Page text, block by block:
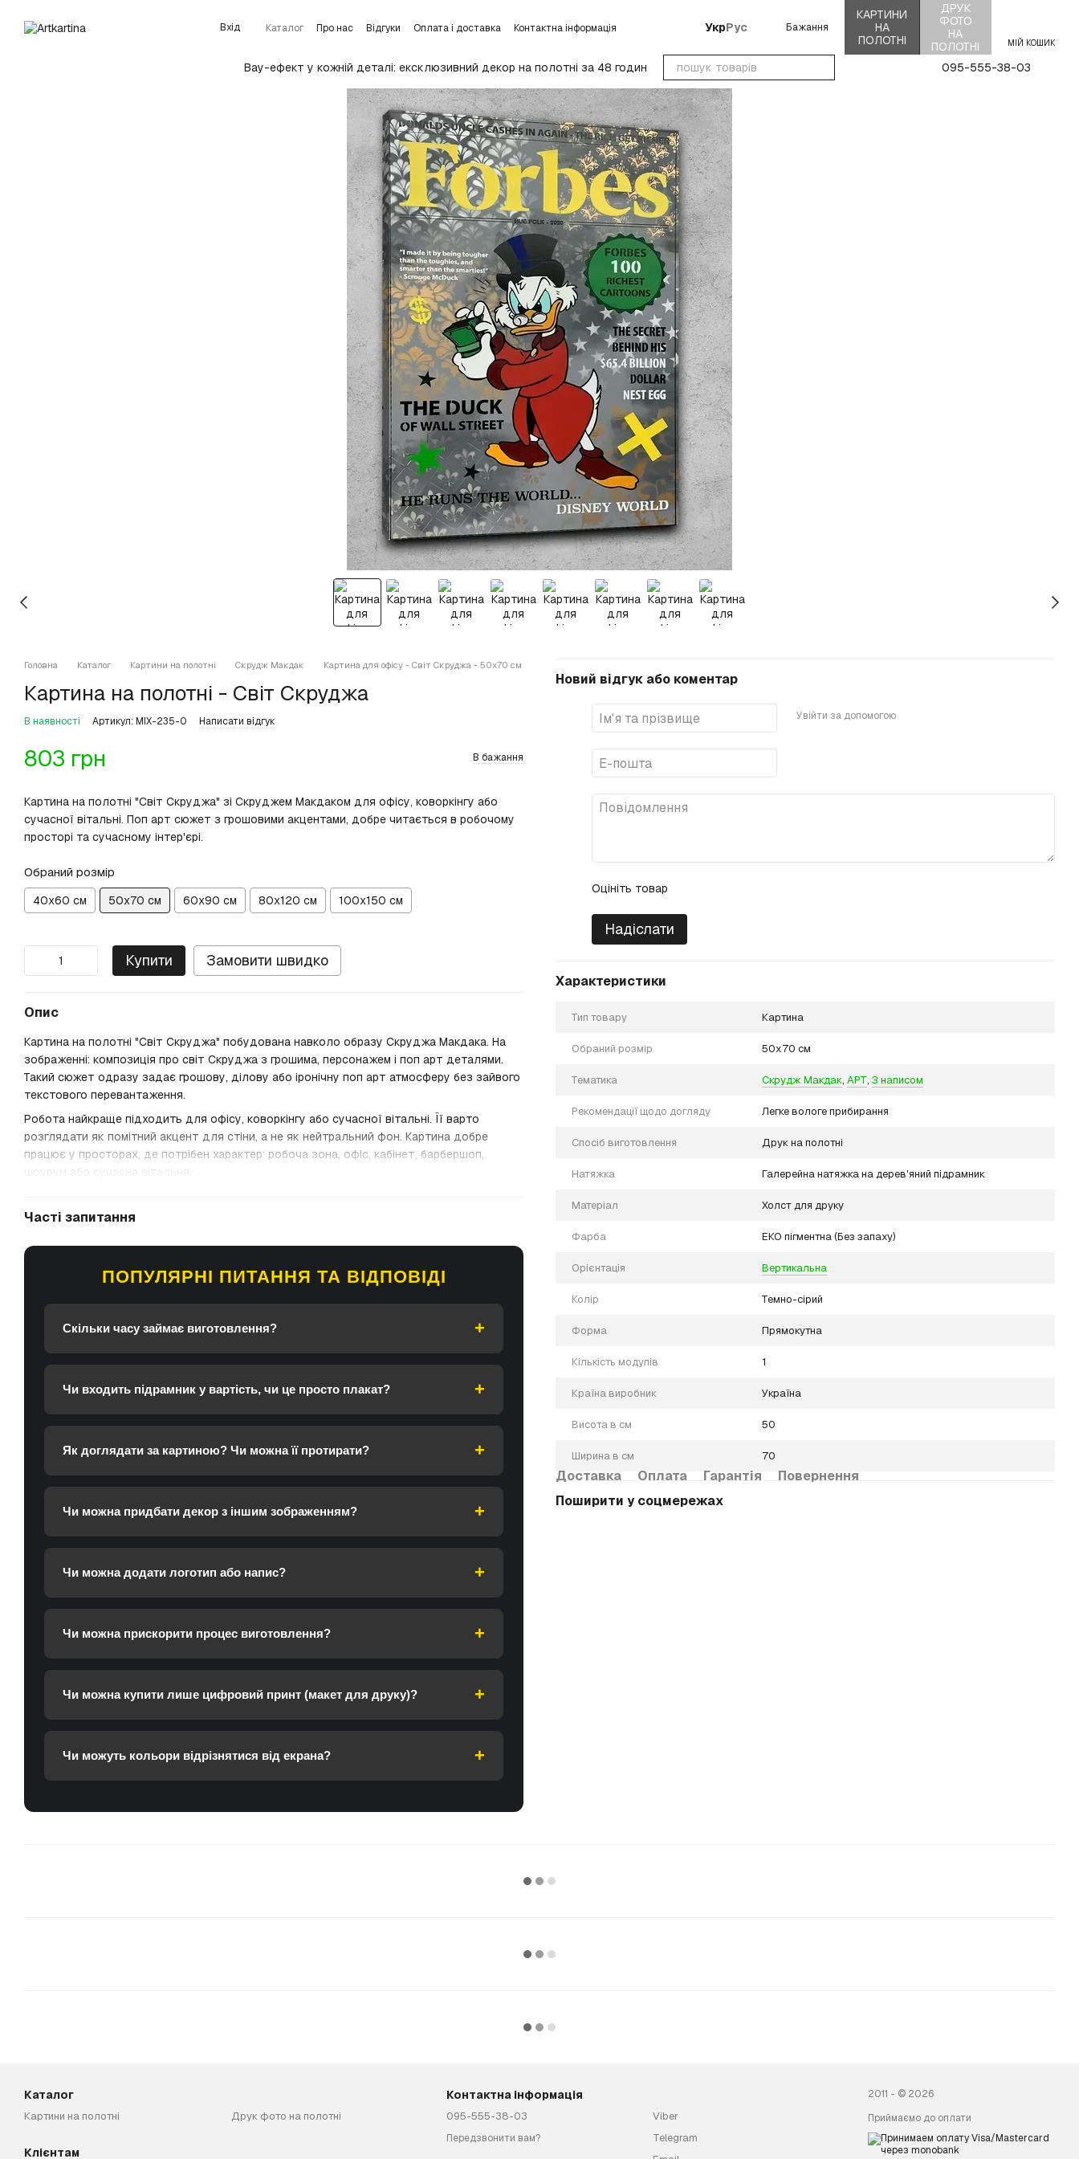
Вхід Каталог Про нас Відгуки Оплата і доставка
Контактна інформація
УкрРус Бажання
КАРТИНИ
НА
ПОЛОТНІ
ДРУК
ФОТО
НА
ПОЛОТНІ
МІЙ КОШИК
Вау-ефект у кожній деталі: ексклюзивний декор на полотні за 48 годин 095-555-38-03
Головна Каталог Картини на полотні Скрудж Макдак Картина для офісу - Світ Скруджа - 50х70 см
Картина на полотні - Світ Скруджа
В наявності Артикул: MIX-235-0 Написати відгук
803 грн В бажання
Картина на полотні "Світ Скруджа" зі Скруджем Макдаком для офісу, коворкінгу або
сучасної вітальні. Поп арт сюжет з грошовими акцентами, добре читається в робочому
просторі та сучасному інтер'єрі.
Обраний розмір
40х60 см 50х70 см 60х90 см 80х120 см 100х150 см
Купити Замовити швидко
Опис
Картина на полотні "Світ Скруджа" побудована навколо образу Скруджа Макдака. На
зображенні: композиція про світ Скруджа з грошима, персонажем і поп арт деталями.
Такий сюжет одразу задає грошову, ділову або іронічну поп арт атмосферу без зайвого
текстового перевантаження.
Робота найкраще підходить для офісу, коворкінгу або сучасної вітальні. Її варто
розглядати як помітний акцент для стіни, а не як нейтральний фон. Картина добре
працює у просторах, де потрібен характер: робоча зона, офіс, кабінет, барбершоп,
шоурум або сучасна вітальня.
Часті запитання
ПОПУЛЯРНІ ПИТАННЯ ТА ВІДПОВІДІ
Скільки часу займає виготовлення?
Чи входить підрамник у вартість, чи це просто плакат?
Як доглядати за картиною? Чи можна її протирати?
Чи можна придбати декор з іншим зображенням?
Чи можна додати логотип або напис?
Чи можна прискорити процес виготовлення?
Чи можна купити лише цифровий принт (макет для друку)?
Чи можуть кольори відрізнятися від екрана?
Новий відгук або коментар
Увійти за допомогою
Оцініть товар
Надіслати
Характеристики
Тип товару Картина
Обраний розмір 50х70 см
Тематика Скрудж Макдак, АРТ, З написом
Рекомендації щодо догляду Легке вологе прибирання
Спосіб виготовлення Друк на полотні
Натяжка Галерейна натяжка на дерев'яний підрамник
Матеріал Холст для друку
Фарба ЕКО пігментна (Без запаху)
Орієнтація Вертикальна
Колір Темно-сірий
Форма Прямокутна
Кількість модулів 1
Країна виробник Україна
Висота в см 50
Ширина в см 70
Доставка Оплата Гарантія
Повернення
Поширити у соцмережах
Каталог
Картини на полотні Друк фото на полотні
Клієнтам
Контактна інформація
095-555-38-03
Передзвонити вам?
Viber
Telegram
2011 - © 2026
Приймаємо до оплати